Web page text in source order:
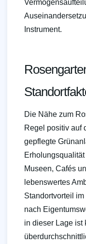
Instrument.
Die Nähe zum
Regel positiv auf
gepflegte
Museen, Cafés
lebenswertes
Standortvorteil
nach
in dieser Lage ist